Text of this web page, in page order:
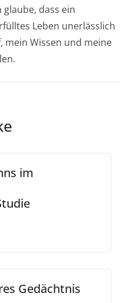
dass ein
Leben unerlässlich
mein Wissen und meine
im
Gedächtnis